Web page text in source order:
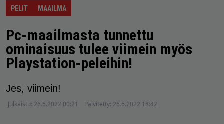
PELIT MAAILMA
Pc-maailmasta tunnettu
ominaisuus tulee viimein myös
Playstation-peleihin!
Jes, viimein!
Julkaistu: 26.5.2022 00:21 Päivitetty: 26.5.2022 18:42